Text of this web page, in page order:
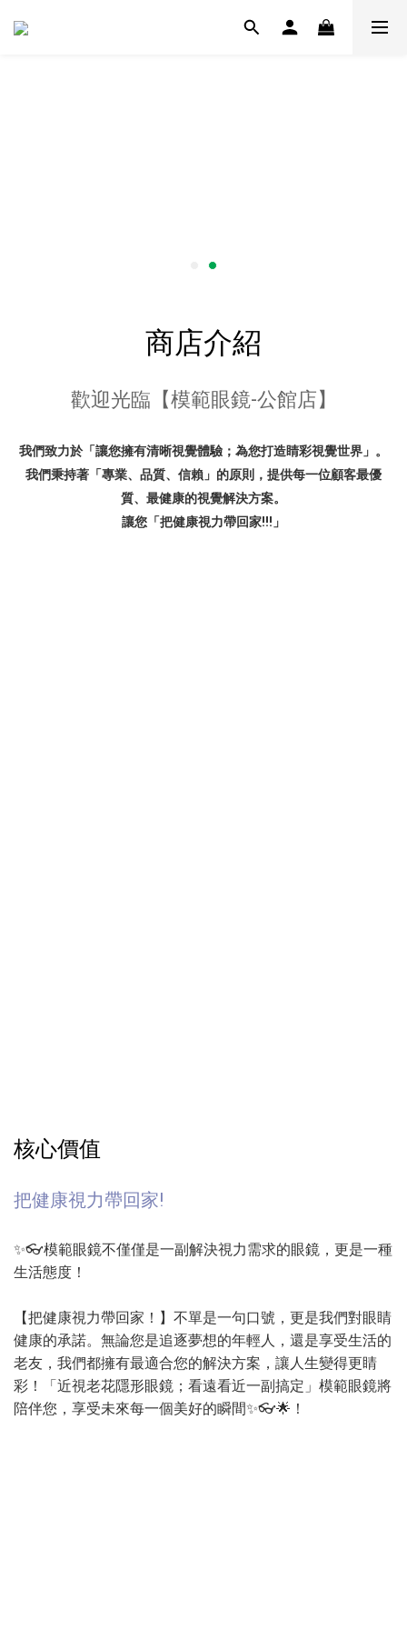
商店介紹
歡迎光臨【模範眼鏡-公館店】
我們致力於「讓您擁有清晰視覺體驗；為您打造睛彩視覺世界」。
我們秉持著「專業、品質、信賴」的原則，提供每一位顧客最優
質、最健康的視覺解決方案。
讓您「把健康視力帶回家!!!」
核心價值
把健康視力帶回家!
✨👓模範眼鏡不僅僅是一副解決視力需求的眼鏡，更是一種
生活態度！
【把健康視力帶回家！】不單是一句口號，更是我們對眼睛
健康的承諾。無論您是追逐夢想的年輕人，還是享受生活的
老友，我們都擁有最適合您的解決方案，讓人生變得更睛
彩！「近視老花隱形眼鏡；看遠看近一副搞定」模範眼鏡將
陪伴您，享受未來每一個美好的瞬間✨👓🌟！